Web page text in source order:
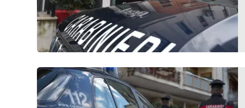
Good Morning Vietnam
Parchi Marini Calabria
Imprese Di Calabria
Le perfidie di Antonella Grippo